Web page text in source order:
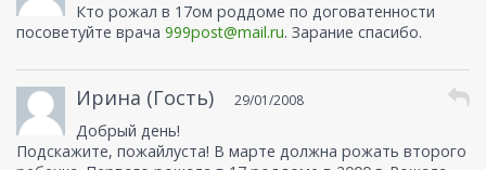
Кто рожал в 17ом роддоме по договатенности
посоветуйте врача 999post@mail.ru. Зарание спасибо.
Ирина (Гость) 29/01/2008
Добрый день!
Подскажите, пожайлуста! В марте должна рожать второго